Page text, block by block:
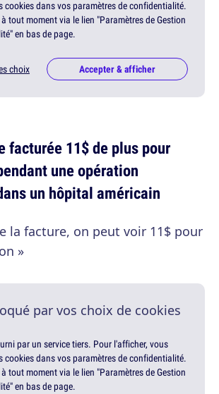
cookies dans vos paramètres de confidentialité.
tout moment via le lien "Paramètres de Gestion
en bas de page.
choix Accepter & afficher
facturée 11$ de plus pour
une opération
un hôpital américain
la facture, on peut voir 11$ pour
»
par vos choix de cookies
par un service tiers. Pour l'afficher, vous
cookies dans vos paramètres de confidentialité.
tout moment via le lien "Paramètres de Gestion
en bas de page.